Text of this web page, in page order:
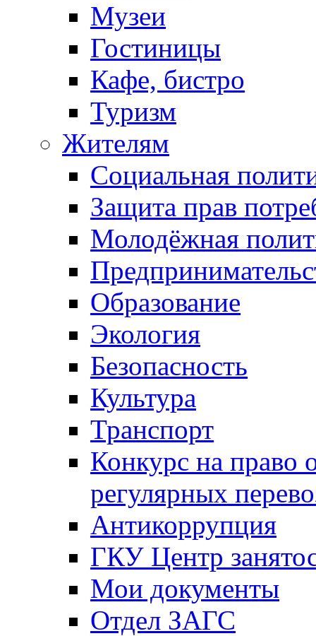
Музеи
Гостиницы
Кафе, бистро
Туризм
Жителям
Социальная
Защита прав
Молодёжная
Образование
Экология
Безопасность
Культура
Транспорт
Конкурс на право
регулярных
Антикоррупция
ГКУ Центр
Мои документы
Отдел ЗАГС